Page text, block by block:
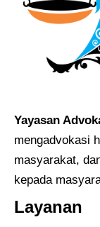
Yayasan
mengadvokasi
masyarakat,
kepada
Layanan